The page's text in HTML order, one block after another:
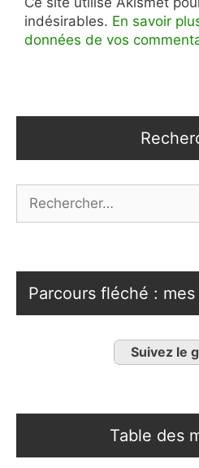
indésirables. En savoir
données de vos
Parcours fléché :
Suivez le
Table des